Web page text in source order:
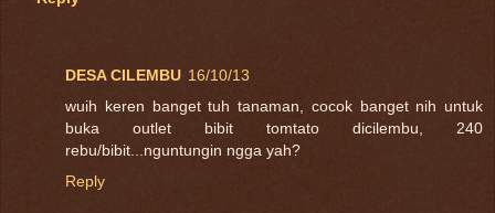
DESA CILEMBU 16/10/13
wuih keren banget tuh tanaman, cocok banget nih untuk
buka outlet bibit tomtato dicilembu, 240
rebu/bibit...nguntungin ngga yah?
Reply